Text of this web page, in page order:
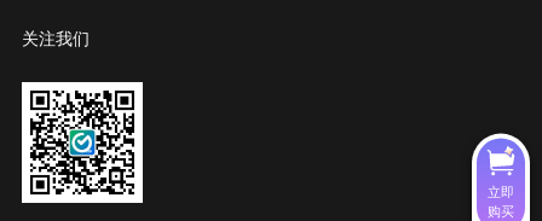
关注我们
立即
购买